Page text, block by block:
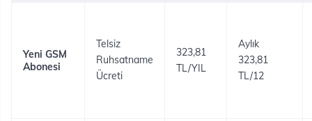
Yeni GSM
Abonesi
Telsiz
Ruhsatname
Ücreti
323,81
TL/YIL
Aylık
323,81
TL/12